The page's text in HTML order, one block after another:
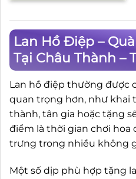
Lan Hồ Điệp –
Tại Châu Thành –
Lan hồ điệp thường được
quan trọng hơn, như khai
thành, tân gia hoặc tặng
điểm là thời gian chơi hoa
trưng trong nhiều không
Một số dịp phù hợp tặng